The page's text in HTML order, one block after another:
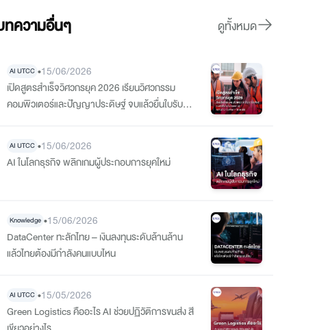
ทความอื่นๆ ดูทั้งหมด
AI UTCC •15/06/2026
เปิดสูตรสำเร็จวิศวกรยุค 2026 เรียนวิศวกรรม
คอมพิวเตอร์และปัญญาประดิษฐ์ จบแล้วยื่นใบรับ
AI UTCC •15/06/2026
AI ในโลกธุรกิจ พลิกเกมผู้ประกอบการยุคใหม่
Knowledge •15/06/2026
DataCenter ทะลักไทย – เงินลงทุนระดับล้านล้าน
แล้วไทยต้องมีกำลังคนแบบไหน
AI UTCC •15/05/2026
Green Logistics คืออะไร AI ช่วยปฏิวัติการขนส่ง สี